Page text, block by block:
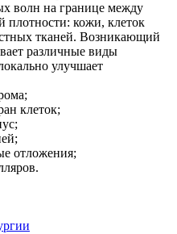
волн на границе между
плотности: кожи, клеток
тканей. Возникающий
различные виды
улучшает
клеток;
отложения;